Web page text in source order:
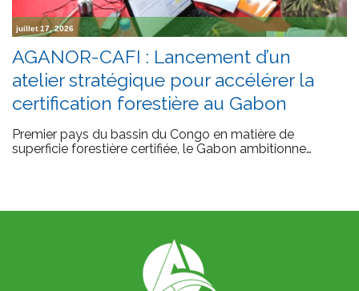
juillet 17, 2026
AGANOR-CAFI : Lancement d’un
atelier stratégique pour accélérer la
certification forestière au Gabon
Premier pays du bassin du Congo en matière de
superficie forestière certifiée, le Gabon ambitionne…